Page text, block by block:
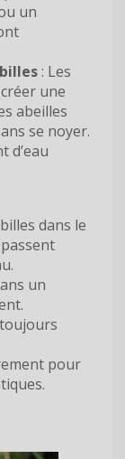
un
: Les
une
abeilles
se noyer.
d’eau
dans le
un
pour